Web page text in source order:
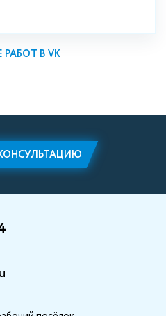
В VK